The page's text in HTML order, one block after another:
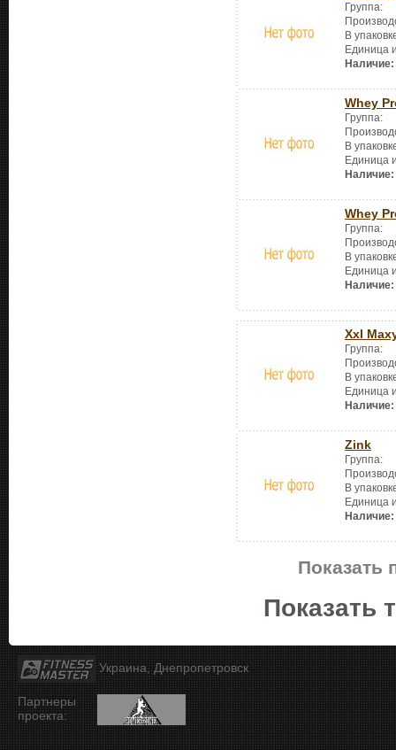
Группа:
В
Единица
Наличие:
Whey
Группа:
В
Единица
Наличие:
Whey
Группа:
В
Единица
Наличие:
Xxl
Группа:
В
Единица
Наличие:
Zink
Группа:
В
Единица
Наличие:
Показать
Показать
Украина, Днепропетровск
Партнеры
проекта: